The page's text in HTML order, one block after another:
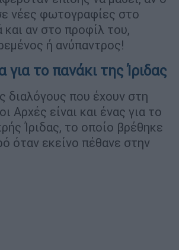
νέες φωτογραφίες στο
αν στο προφίλ του,
ή ανύπαντρος!
το πανάκι της Ίριδας
διαλόγους που έχουν στη
Αρχές είναι και ένας για το
Ίριδας, το οποίο βρέθηκε
όταν εκείνο πέθανε στην